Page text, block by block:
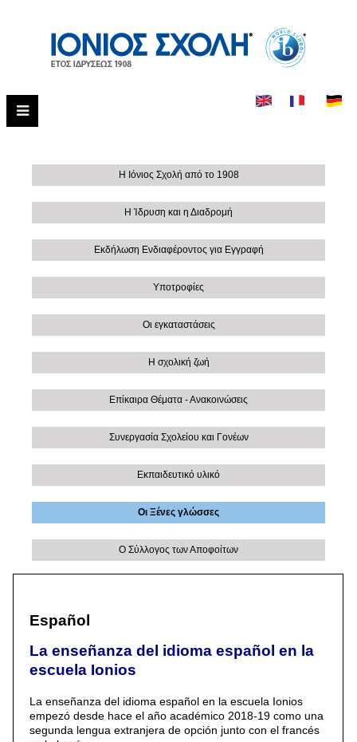
Η Ιόνιος Σχολή από το 1908
Η Ίδρυση και η Διαδρομή
Εκδήλωση Ενδιαφέροντος για Εγγραφή
Υποτροφίες
Οι εγκαταστάσεις
Η σχολική ζωή
Επίκαιρα Θέματα - Ανακοινώσεις
Συνεργασία Σχολείου και Γονέων
Εκπαιδευτικό υλικό
Οι Ξένες γλώσσες
Ο Σύλλογος των Αποφοίτων
Español
La enseñanza del idioma español en la
escuela Ionios
La enseñanza del idioma español en la escuela Ionios
empezó desde hace el año académico 2018-19 como una
segunda lengua extranjera de opción junto con el francés